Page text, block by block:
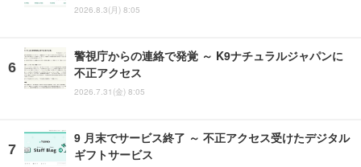
2026.8.3(月) 8:05
警視庁からの連絡で発覚 ～ K9ナチュラルジャパンに
不正アクセス
2026.7.31(金) 8:05
9 月末でサービス終了 ～ 不正アクセス受けたデジタル
ギフトサービス